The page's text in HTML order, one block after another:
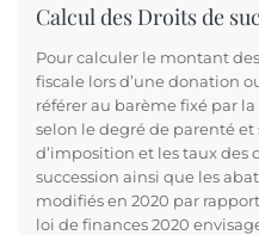
Calcul des Droits de
Pour calculer le montant
fiscale lors d’une donation
référer au barème fixé par
selon le degré de parenté et
d’imposition et les taux des
succession ainsi que les
modifiés en 2020 par
loi de finances 2020